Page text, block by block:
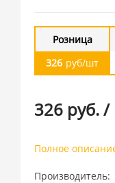
Розница
326 руб/шт
326 руб./
Полное
Производитель